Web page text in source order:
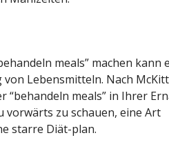
meals” machen kann
Lebensmitteln. Nach
“behandeln meals” in Ihrer
vorwärts zu schauen, eine Art
starre Diät-plan.